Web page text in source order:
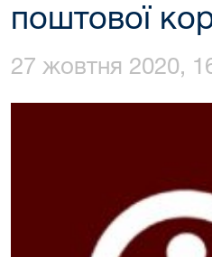
поштової
27 жовтня 2020,